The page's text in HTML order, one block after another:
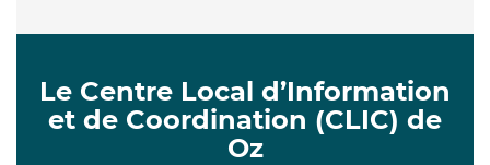
Le Centre Local d’Information
et de Coordination (CLIC) de
Oz